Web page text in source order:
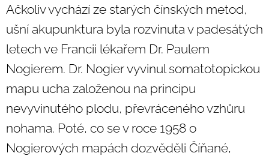
Ačkoliv vychází ze starých čínských metod,
ušní akupunktura byla rozvinuta v padesátých
letech ve Francii lékařem Dr. Paulem
Nogierem. Dr. Nogier vyvinul somatotopickou
mapu ucha založenou na principu
nevyvinutého plodu, převráceného vzhůru
nohama. Poté, co se v roce 1958 o
Nogierových mapách dozvěděli Číňané,